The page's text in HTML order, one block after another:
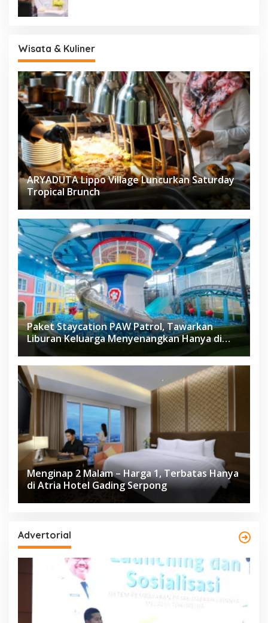
Wisata & Kuliner
ARYADUTA Lippo Village Luncurkan Saturday
Tropical Brunch
Paket Staycation PAW Patrol, Tawarkan
Liburan Keluarga Menyenangkan Hanya di
Herloom Hotel BSD
Menginap 2 Malam – Harga 1, Terbatas Hanya
di Atria Hotel Gading Serpong
Advertorial